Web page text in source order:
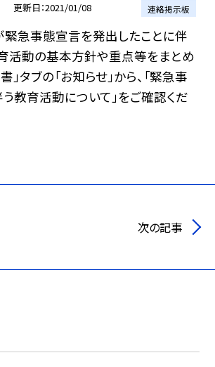
更新日 2021/01/08 連絡掲示板
急事態宣言を発出したことに伴
活動の基本方針や重点等をまとめ
」タブの「お知らせ」から、「緊急事
教育活動について」をご確認くだ
次の記事